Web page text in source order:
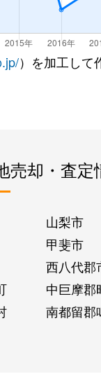
）を加工して
売却・査定
山梨市
甲斐市
西八代郡
中巨摩郡
南都留郡